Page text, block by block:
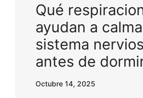
Qué
ayudan a
sistema
antes de
Octubre 14, 2025